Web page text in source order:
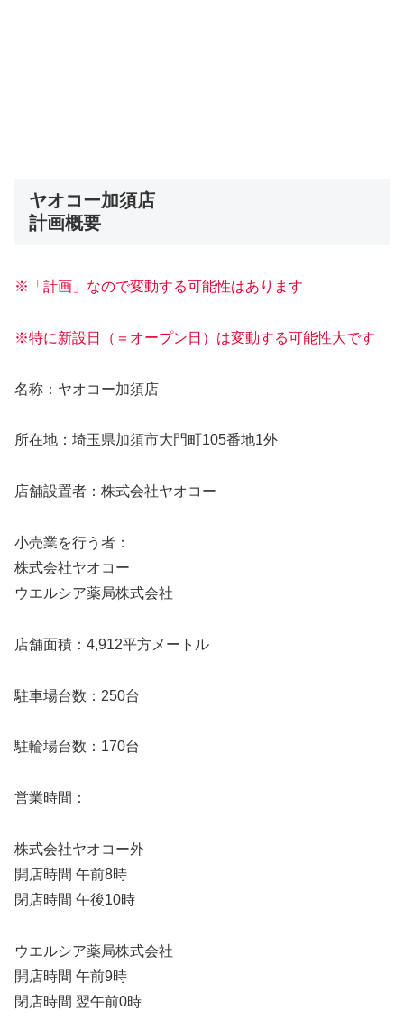
ヤオコー加須店
計画概要
※「計画」なので変動する可能性はあります
※特に新設日（＝オープン日）は変動する可能性大です
名称：ヤオコー加須店
所在地：埼玉県加須市大門町105番地1外
店舗設置者：株式会社ヤオコー
小売業を行う者：
株式会社ヤオコー
ウエルシア薬局株式会社
店舗面積：4,912平方メートル
駐車場台数：250台
駐輪場台数：170台
営業時間：
株式会社ヤオコー外
開店時間 午前8時
閉店時間 午後10時
ウエルシア薬局株式会社
開店時間 午前9時
閉店時間 翌午前0時